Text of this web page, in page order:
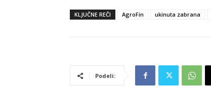
KLJUČNE REČI AgroFin ukinuta zabrana
Podeli: